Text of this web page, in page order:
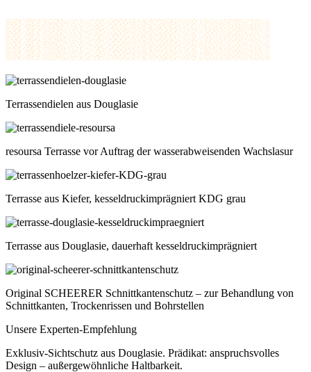
Terrassendielen aus Douglasie
resoursa Terrasse vor Auftrag der wasserabweisenden Wachslasur
Terrasse aus Kiefer, kesseldruckimprägniert KDG grau
Terrasse aus Douglasie, dauerhaft kesseldruckimprägniert
Original SCHEERER Schnittkantenschutz – zur Behandlung von
Schnittkanten, Trockenrissen und Bohrstellen
Unsere Experten-Empfehlung
Exklusiv-Sichtschutz aus Douglasie. Prädikat: anspruchsvolles
Design – außergewöhnliche Haltbarkeit.